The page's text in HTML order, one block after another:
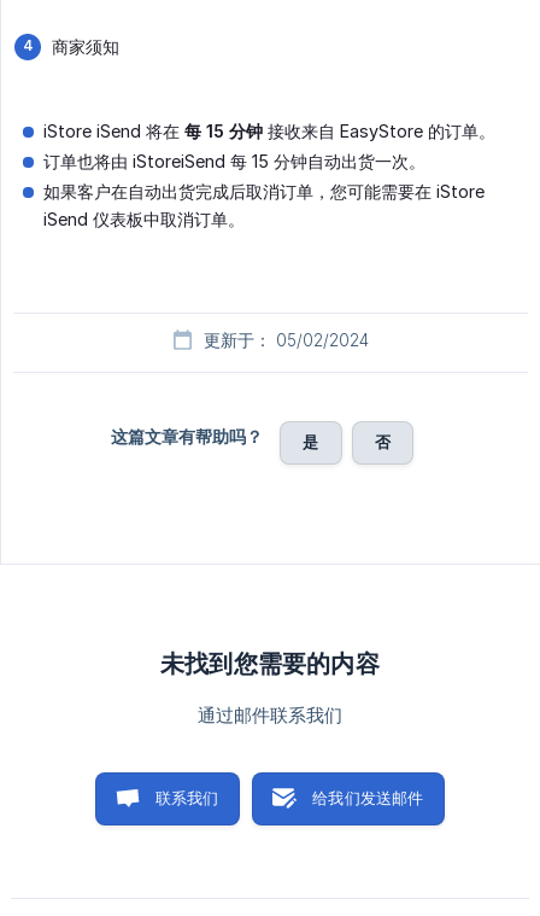
商家须知
iStore iSend 将在 每 15 分钟 接收来自 EasyStore 的订单。
订单也将由 iStoreiSend 每 15 分钟自动出货一次。
如果客户在自动出货完成后取消订单，您可能需要在 iStore
iSend 仪表板中取消订单。
更新于： 05/02/2024
这篇文章有帮助吗？ 是 否
未找到您需要的内容
通过邮件联系我们
联系我们 给我们发送邮件